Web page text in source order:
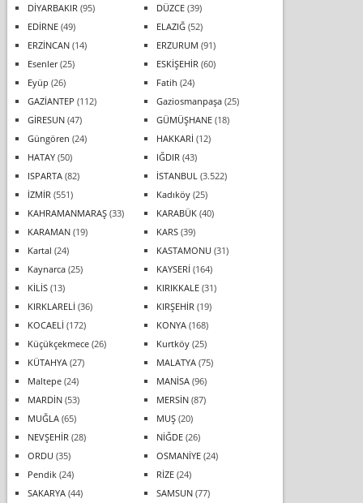
DİYARBAKIR (95) DÜZCE(39)
EDİRNE(49) ELAZIĞ(52)
ERZİNCAN(14) ERZURUM (91)
Esenler(25) ESKİŞEHİR (60)
Eyüp (26) Fatih (24)
GAZİANTEP (112) Gaziosmanpaşa(25)
GİRESUN(47) GÜMÜŞHANE(18)
Güngören (24) HAKKARİ (12)
HATAY(50) IĞDIR (43)
ISPARTA(82) İSTANBUL (3.522)
İZMİR (551) Kadıköy(25)
KAHRAMANMARAŞ(33) KARABÜK(40)
KARAMAN(19) KARS(39)
Kartal (24) KASTAMONU (31)
Kaynarca(25) KAYSERİ (164)
KİLİS(13) KIRIKKALE(31)
KIRKLARELİ (36) KIRŞEHİR (19)
KOCAELİ (172) KONYA(168)
Küçükçekmece(26) Kurtköy(25)
KÜTAHYA(27) MALATYA(75)
Maltepe(24) MANİSA(96)
MARDİN(53) MERSİN(87)
MUĞLA(65) MUŞ(20)
NEVŞEHİR (28) NİĞDE(26)
ORDU (35) OSMANİYE(24)
Pendik(24) RİZE(24)
SAKARYA(44) SAMSUN(77)